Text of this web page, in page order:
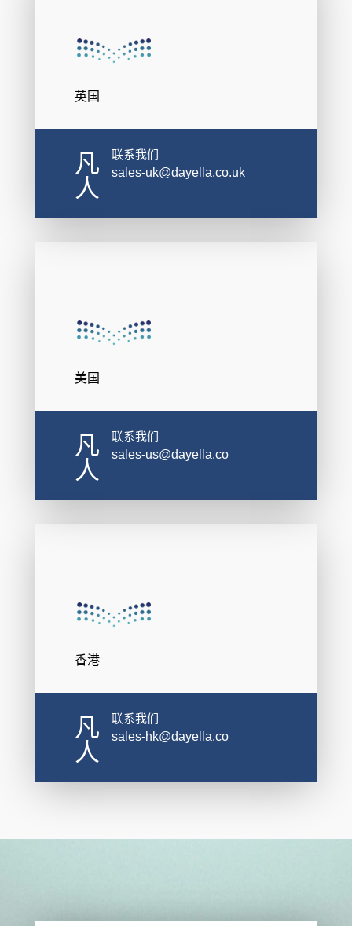
英国
凡
人
联系我们
sales-uk@dayella.co.uk
美国
凡
人
联系我们
sales-us@dayella.co
香港
凡
人
联系我们
sales-hk@dayella.co